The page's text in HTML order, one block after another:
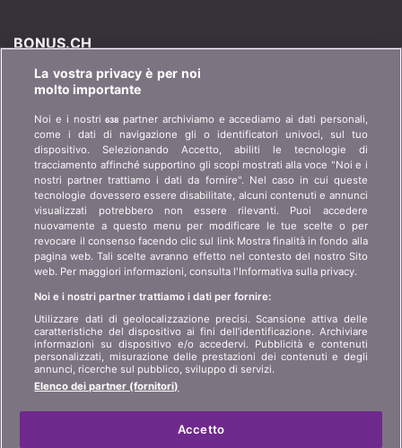
BONUS.CH
Chi è bonus.ch? Come funzionano i comparatori?
Chi siamo?
Contatto
Pubblicità
Affiliazione
Partner
Stampa
informazioni per i clienti
art 45 LSA
Protezione dei dati
Informazioni giuridiche
Mappa del sito
LINGUA
FR IT
La vostra privacy è per noi
molto importante
Noi e i nostri638 partner archiviamo e accediamo ai dati personali,
come i dati di navigazione gli o identificatori univoci, sul tuo
dispositivo. Selezionando Accetto, abiliti le tecnologie di
tracciamento affinché supportino gli scopi mostrati alla voce "Noi e i
nostri partner trattiamo i dati da fornire". Nel caso in cui queste
tecnologie dovessero essere disabilitate, alcuni contenuti e annunci
visualizzati potrebbero non essere rilevanti. Puoi accedere
nuovamente a questo menu per modificare le tue scelte o per
revocare il consenso facendo clic sul link Mostra finalità in fondo alla
pagina web. Tali scelte avranno effetto nel contesto del nostro Sito
web. Per maggiori informazioni, consulta l'Informativa sulla privacy.
Noi e i nostri partner trattiamo i dati per fornire:
Utilizzare dati di geolocalizzazione precisi. Scansione attiva delle
caratteristiche del dispositivo ai fini dell’identificazione. Archiviare
informazioni su dispositivo e/o accedervi. Pubblicità e contenuti
personalizzati, misurazione delle prestazioni dei contenuti e degli
annunci, ricerche sul pubblico, sviluppo di servizi.
Elenco dei partner (fornitori)
Accetto